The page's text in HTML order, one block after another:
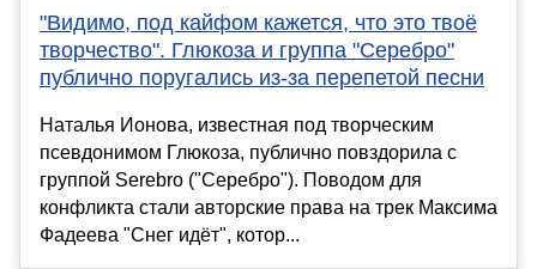
"Видимо, под кайфом кажется, что это твоё
творчество". Глюкоза и группа "Серебро"
публично поругались из-за перепетой песни
Наталья Ионова, известная под творческим
псевдонимом Глюкоза, публично повздорила с
группой Serebro ("Серебро"). Поводом для
конфликта стали авторские права на трек Максима
Фадеева "Снег идёт", котор...